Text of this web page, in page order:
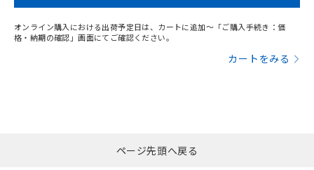
オンライン購入における出荷予定日は、カートに追加～「ご購入手続き：価
格・納期の確認」画面にてご確認ください。
カートをみる
ページ先頭へ戻る